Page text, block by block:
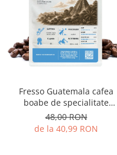
Fresso Guatemala cafea
boabe de specialitate
proaspăt prăjită
48,00 RON
de la 40,99 RON